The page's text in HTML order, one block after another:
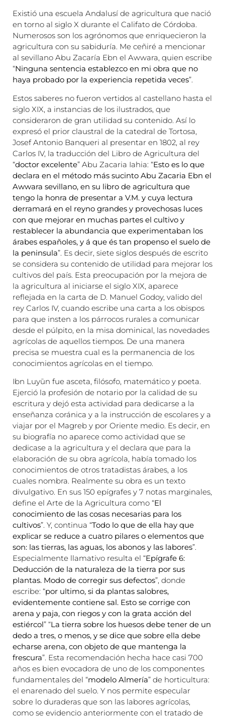
Existió una escuela Andalusí de agricultura que nació
en torno al siglo X durante el Califato de Córdoba.
Numerosos son los agrónomos que enriquecieron la
agricultura con su sabiduría. Me ceñiré a mencionar
al sevillano Abu Zacaría Ebn el Awwara, quien escribe
“Ninguna sentencia establezco en mi obra que no
haya probado por la experiencia repetida veces”.
Estos saberes no fueron vertidos al castellano hasta el
siglo XIX, a instancias de los ilustrados, que
consideraron de gran utilidad su contenido. Así lo
expresó el prior claustral de la catedral de Tortosa,
Josef Antonio Banqueri al presentar en 1802, al rey
Carlos IV, la traducción del Libro de Agricultura del
“doctor excelente” Abu Zacaria Iahia: “Esto es lo que
declara en el método más sucinto Abu Zacaria Ebn el
Awwara sevillano, en su libro de agricultura que
tengo la honra de presentar a V.M. y cuya lectura
derramará en el reyno grandes y provechosas luces
con que mejorar en muchas partes el cultivo y
restablecer la abundancia que experimentaban los
árabes españoles, y á que és tan propenso el suelo de
la peninsula”. Es decir, siete siglos después de escrito
se considera su contenido de utilidad para mejorar los
cultivos del país. Esta preocupación por la mejora de
la agricultura al iniciarse el siglo XIX, aparece
reflejada en la carta de D. Manuel Godoy, valido del
rey Carlos IV, cuando escribe una carta a los obispos
para que insten a los párrocos rurales a comunicar
desde el púlpito, en la misa dominical, las novedades
agrícolas de aquellos tiempos. De una manera
precisa se muestra cual es la permanencia de los
conocimientos agrícolas en el tiempo.
Ibn Luyūn fue asceta, filósofo, matemático y poeta.
Ejerció la profesión de notario por la calidad de su
escritura y dejó esta actividad para dedicarse a la
enseñanza coránica y a la instrucción de escolares y a
viajar por el Magreb y por Oriente medio. Es decir, en
su biografía no aparece como actividad que se
dedicase a la agricultura y el declara que para la
elaboración de su obra agrícola, había tomado los
conocimientos de otros tratadistas árabes, a los
cuales nombra. Realmente su obra es un texto
divulgativo. En sus 150 epígrafes y 7 notas marginales,
define el Arte de la Agricultura como “El
conocimiento de las cosas necesarias para los
cultivos”. Y, continua “Todo lo que de ella hay que
explicar se reduce a cuatro pilares o elementos que
son: las tierras, las aguas, los abonos y las labores”.
Especialmente llamativo resulta el “Epígrafe 6:
Deducción de la naturaleza de la tierra por sus
plantas. Modo de corregir sus defectos”, donde
escribe: “por ultimo, si da plantas salobres,
evidentemente contiene sal. Esto se corrige con
arena y paja, con riegos y con la grata acción del
estiércol” “La tierra sobre los huesos debe tener de un
dedo a tres, o menos, y se dice que sobre ella debe
echarse arena, con objeto de que mantenga la
frescura”. Esta recomendación hecha hace casi 700
años es bien evocadora de uno de los componentes
fundamentales del “modelo Almería” de horticultura:
el enarenado del suelo. Y nos permite especular
sobre lo duraderas que son las labores agrícolas,
como se evidencio anteriormente con el tratado de